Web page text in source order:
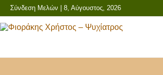
Σύνδεση Μελών | 8, Αύγουστος, 2026